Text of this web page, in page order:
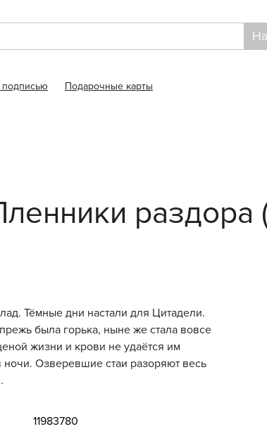
Подарочные карты
раздора
Тёмные дни настали для Цитадели.
была горька, ныне же стала вовсе
жизни и крови не удаётся им
ночи. Озверевшие стаи разоряют весь
11983780